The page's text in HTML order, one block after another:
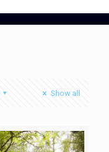
Show all